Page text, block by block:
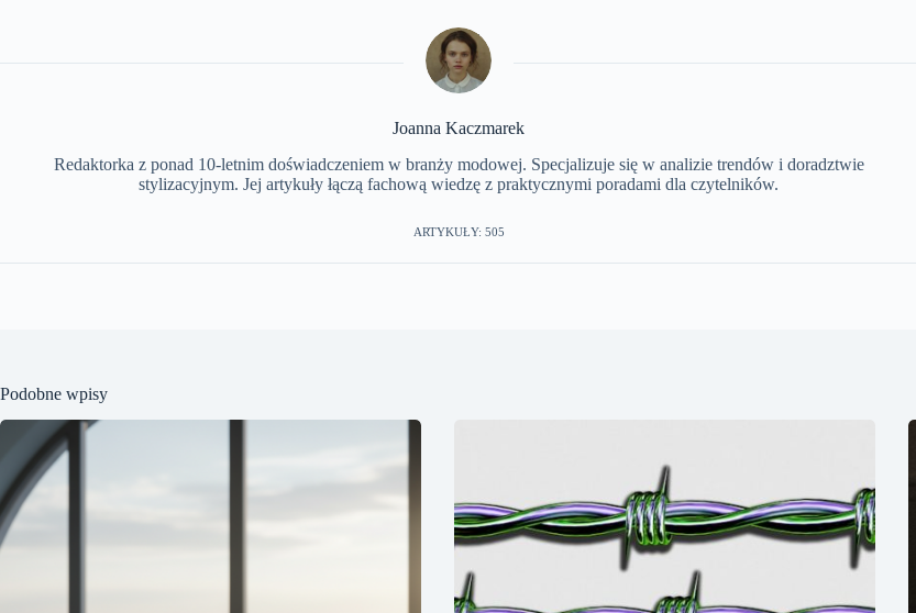
Joanna Kaczmarek
Redaktorka z ponad 10-letnim doświadczeniem w branży modowej. Specjalizuje się w analizie trendów i doradztwie
stylizacyjnym. Jej artykuły łączą fachową wiedzę z praktycznymi poradami dla czytelników.
ARTYKUŁY: 505
Podobne wpisy